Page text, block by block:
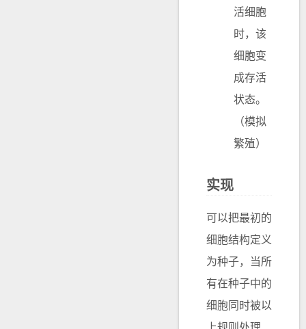
活细胞
时，该
细胞变
成存活
状态。
（模拟
繁殖）
实现
可以把最初的
细胞结构定义
为种子，当所
有在种子中的
细胞同时被以